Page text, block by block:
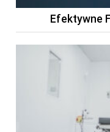
Efektywne